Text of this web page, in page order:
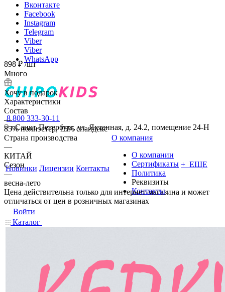
Вконтакте
Facebook
Instagram
Telegram
Viber
Viber
WhatsApp
8 800 333-30-11
г.Санкт-Петербург, ул. Яхтенная, д. 24.2, помещение 24-Н
Новинки Лицензии Контакты
О компания
О компании
Сертификаты
Политика
Реквизиты
Контакты
+ ЕЩЕ
Войти
Каталог
898 ₽ /шт
Много
Хочу в подарок
Характеристики
Состав
—
85% полиэстер, 15% спандекс
Страна производства
—
КИТАЙ
Сезон
—
весна-лето
Цена действительна только для интернет-магазина и может
отличаться от цен в розничных магазинах